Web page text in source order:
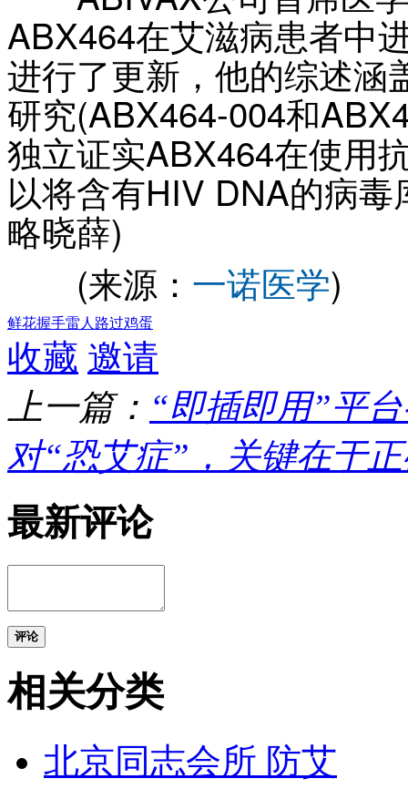
ABX464在艾滋病患者中
进行了更新，他的综述涵
研究(ABX464-004和
独立证实ABX464在使用
以将含有HIV DNA的病
略晓薛)
(来源： 一诺医学)
鲜花握手雷人 路过鸡蛋
收藏 邀请
上一篇： “即插即用”平
对“恐艾症”，关键在于
最新评论
评论
相关分类
北京同志会所 防艾